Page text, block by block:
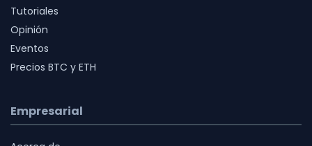
Tutoriales
Opinión
Eventos
Precios BTC y ETH
Empresarial